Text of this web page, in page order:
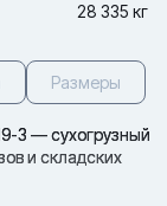
28 335 кг
Размеры
3 — сухогрузный
и складских